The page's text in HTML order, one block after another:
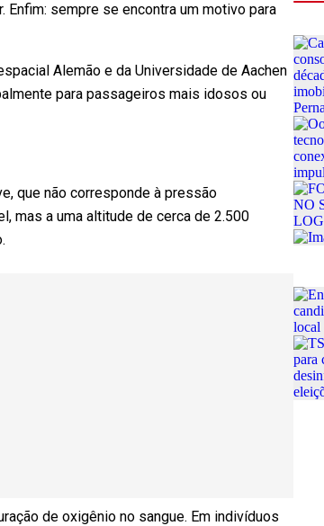
sempre se encontra um motivo para
Alemão e da Universidade de Aachen
para passageiros mais idosos ou
que não corresponde à pressão
mas a uma altitude de cerca de 2.500
de oxigênio no sangue. Em indivíduos